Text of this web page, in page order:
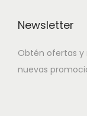
Newsletter
Obtén ofertas
nuevas